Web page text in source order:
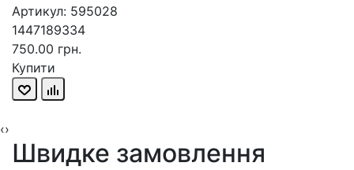
Артикул: 595028
1447189334
750.00 грн.
Купити
‹›
Швидке замовлення